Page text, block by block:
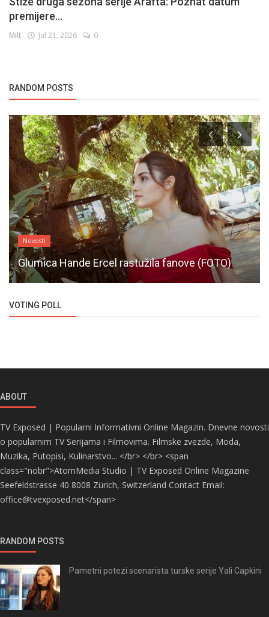
premijere...
Milt Jul 21, 2026 0
RANDOM POSTS
Novosti
Glumica Hande Ercel rastužila fanove (FOTO)
VOTING POLL
ABOUT
TV Exposed | Popularni Informativni Online Magazin. Dnevne novosti
o popularnim TV Serijama i Filmovima. Filmske zvezde, Moda,
Muzika, Putopisi, Kulinarstvo... </br> </br> <span
class="nobr">AtomMedia Studio | TV Exposed Online Magazine
Seefeldstrasse 40 8008 Zürich, Switzerland Contact Email:
office@tvexposed.net</span>
RANDOM POSTS
Pametni potezi scenarista turske serije Yali Capkini